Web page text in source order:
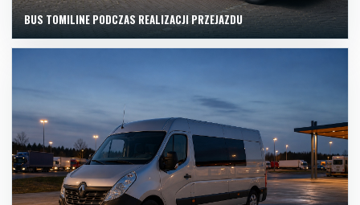
BUS TOMILINE PODCZAS REALIZACJI PRZEJAZDU